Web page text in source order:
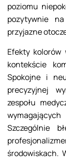
poziomu
pozytywnie
przyjazne
Efekty
kontekście
Spokojne i
precyzyjnej
zespołu
Szczególnie
środowiskach.